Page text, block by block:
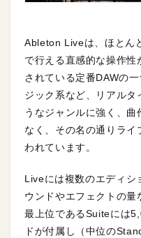
Ableton Liveは、ほとん
で行える直感的な操作
されている定番DAWの
ジック系など、リアルタ
うなジャンルに強く、
なく、その名の通りライ
われています。
Liveには複数のエディシ
ウンドやエフェクトの量
最上位であるSuiteには
ドが付属し（中位の